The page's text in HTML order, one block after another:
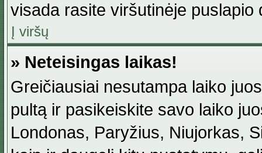
visada rasite viršutinėje
Į viršų
» Neteisingas laikas!
Greičiausiai nesutampa laiko
pultą ir pasikeiskite savo laiko
Londonas, Paryžius, Niujorkas,